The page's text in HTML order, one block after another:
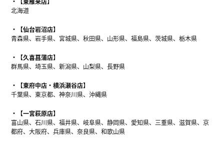
北海道
【仙台岩沼店】
青森県、岩手県、宮城県、秋田県、山形県、福島県、茨城県、栃木県
【久喜菖蒲店】
群馬県、埼玉県、新潟県、山梨県、長野県
【東府中店・横浜瀬谷店】
千葉県、東京都、神奈川県、沖縄県
【一宮萩原店】
富山県、石川県、福井県、岐阜県、静岡県、愛知県、三重県、滋賀県、京
都府、大阪府、兵庫県、奈良県、和歌山県